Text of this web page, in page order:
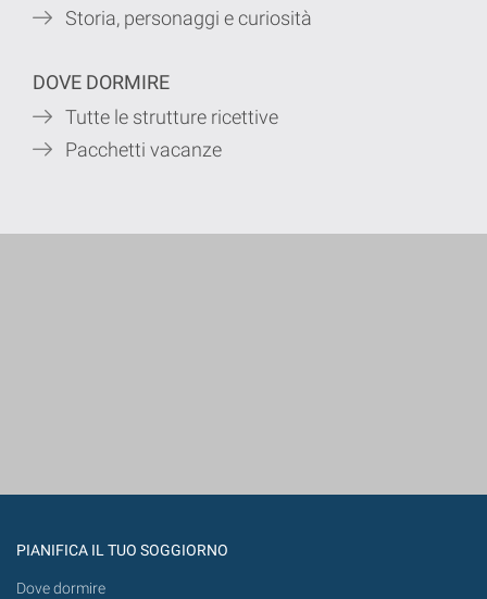
Storia, personaggi e curiosità
DOVE DORMIRE
Tutte le strutture ricettive
Pacchetti vacanze
PIANIFICA IL TUO SOGGIORNO
Dove dormire